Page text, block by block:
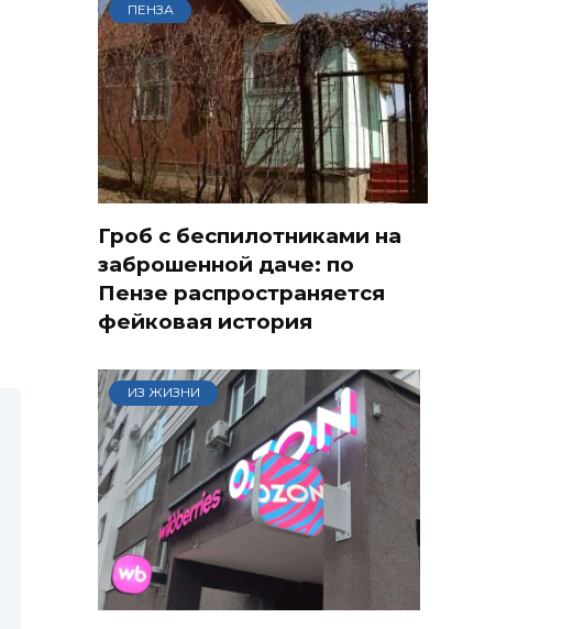
ПЕНЗА
Гроб с беспилотниками на
заброшенной даче: по
Пензе распространяется
фейковая история
ИЗ ЖИЗНИ